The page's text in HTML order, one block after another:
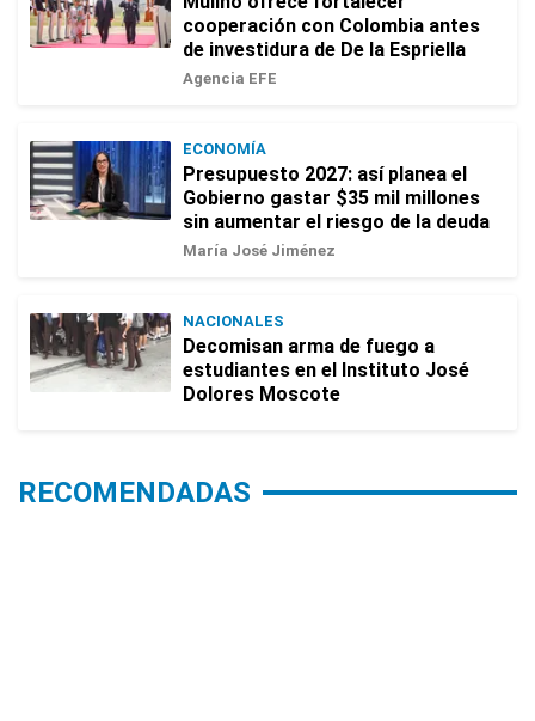
cooperación con Colombia antes
de investidura de De la Espriella
Agencia EFE
ECONOMÍA
Presupuesto 2027: así planea el
Gobierno gastar $35 mil millones
sin aumentar el riesgo de la deuda
María José Jiménez
NACIONALES
Decomisan arma de fuego a
estudiantes en el Instituto José
Dolores Moscote
RECOMENDADAS